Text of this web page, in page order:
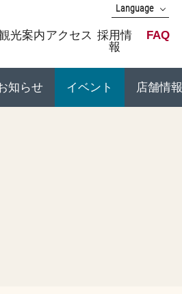
光案内アクセス 採用情
報
FAQ
Language
English
中文(繁體字)
한국어
知らせ イベント 店舗情報